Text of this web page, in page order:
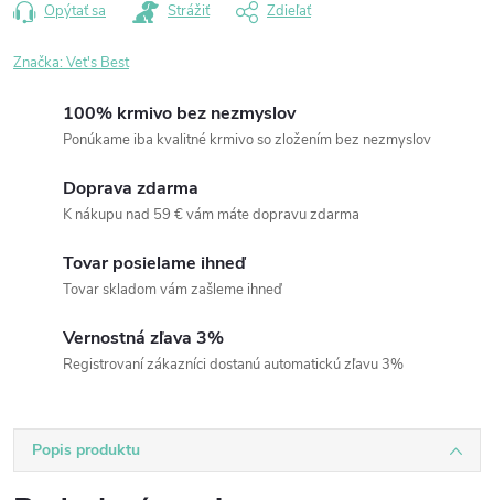
Opýtať sa Strážiť Zdieľať
Značka: Vet's Best
100% krmivo bez nezmyslov
Ponúkame iba kvalitné krmivo so zložením bez nezmyslov
Doprava zdarma
K nákupu nad 59 € vám máte dopravu zdarma
Tovar posielame ihneď
Tovar skladom vám zašleme ihneď
Vernostná zľava 3%
Registrovaní zákazníci dostanú automatickú zľavu 3%
Popis produktu